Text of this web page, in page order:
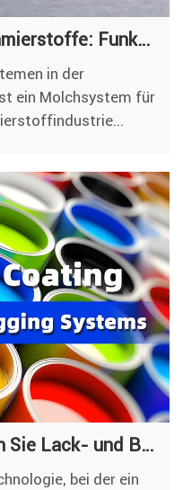
Pigging-System für Schmierstoffe: Funktionsweise, Anwendungsbereiche, Vorteile und Rentabilität
in der
ein Molchsystem für
VP Molchsystem: Lösen Sie Lack- und Beschichtungsrückstände und Farbkontaminationen
bei der ein